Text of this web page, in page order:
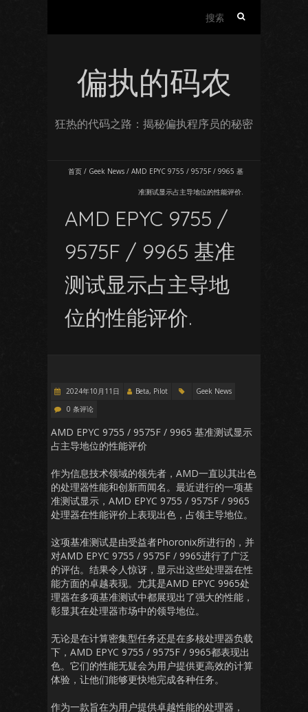
偏执的码农
狂热的代码之路：揭秘偏执程序员的秘密
首页 / Geek News / AMD EPYC 9755 / 9575F / 9965 基
准测试显示占主导地位的性能评价.
AMD EPYC 9755 /
9575F / 9965 基准
测试显示占主导地
位的性能评价.
2024年10月11日 Beta, Pilot
Geek News
0 条评论
AMD EPYC 9755 / 9575F / 9965 基准测试显示
占主导地位的性能评价
作为信息技术领域的领先者，AMD一直以其出色
的处理器性能和创新而闻名。最近进行的一项基
准测试显示，AMD EPYC 9755 / 9575F / 9965
处理器在性能评价上表现出色，占领主导地位。
这项基准测试是由受益者Phoronix所进行的，并
对AMD EPYC 9755 / 9575F / 9965进行了广泛
的评估。结果令人惊讶，显示出这些处理器在性
能方面的卓越表现。尤其是AMD EPYC 9965处
理器在多项基准测试中都展现出了强大的性能，
彰显其在处理器市场中的领导地位。
无论是在计算密集型任务还是在多核处理器负载
下，AMD EPYC 9755 / 9575F / 9965都表现出
色。它们的性能无疑会为用户提供更高效的计算
体验，让他们能够更快地完成各种任务。
作为一款旨在为用户提供卓越性能的处理器，